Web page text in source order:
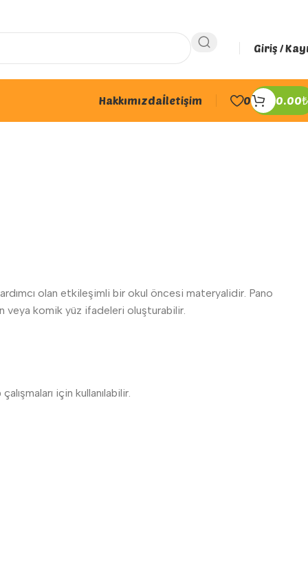
Giriş /
Hakkımızdaİletişim 0 0.00₺
olan etkileşimli bir okul öncesi materyalidir. Pano
veya komik yüz ifadeleri oluşturabilir.
için kullanılabilir.